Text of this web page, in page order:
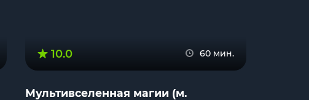
10.0 60 мин.
Мультивселенная магии (м.